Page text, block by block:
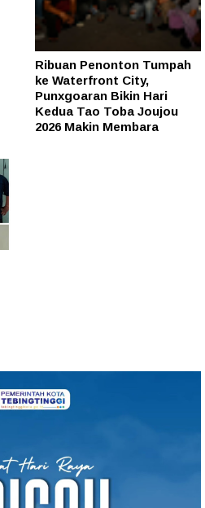
Ribuan Penonton Tumpah
ke Waterfront City,
Punxgoaran Bikin Hari
Kedua Tao Toba Joujou
2026 Makin Membara